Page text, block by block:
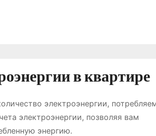
в квартире
электроэнергии,
электроэнергии, позволяя вам
энергию.